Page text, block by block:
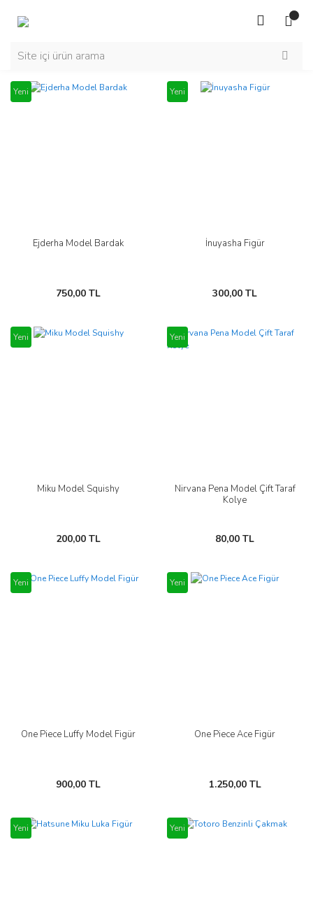
Yeni
Ejderha Model Bardak
750,00 TL
Yeni
İnuyasha Figür
300,00 TL
Yeni
Miku Model Squishy
200,00 TL
Yeni
Nirvana Pena Model Çift Taraf
Kolye
80,00 TL
Yeni
One Piece Luffy Model Figür
900,00 TL
Yeni
One Piece Ace Figür
1.250,00 TL
Yeni Yeni